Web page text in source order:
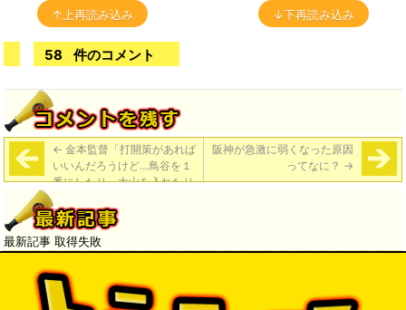
↑上再読み込み ↓下再読み込み
58 件のコメント
← 金本監督「打開策があれば
いいんだろうけど…鳥谷を１
番にしたり、大山を入れたり
しているけど、まだそれです
べて（うまく）いくかといっ
たら、なかなかそうはいかな
い」
阪神が急激に弱くなった原因
ってなに？ →
最新記事 取得失敗